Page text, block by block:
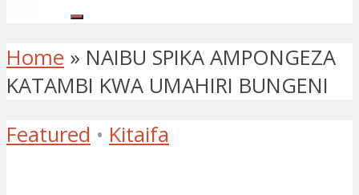
Home » NAIBU SPIKA AMPONGEZA
KATAMBI KWA UMAHIRI BUNGENI
Featured • Kitaifa